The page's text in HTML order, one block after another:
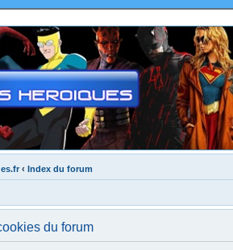
‹ Index du forum
du forum